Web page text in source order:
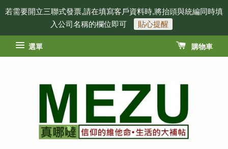
若需要開立三聯式發票,請在填寫客戶資料時,將抬頭與統編同時填
入公司名稱的欄位即可
貼心提醒
選單 購物車